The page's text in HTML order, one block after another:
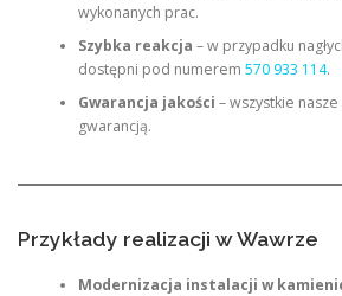
wykonanych prac.
Szybka reakcja – w przypadku
dostępni pod numerem 570 933 114.
Gwarancja jakości – wszystkie
gwarancją.
Przykłady realizacji w Wawrze
Modernizacja instalacji w